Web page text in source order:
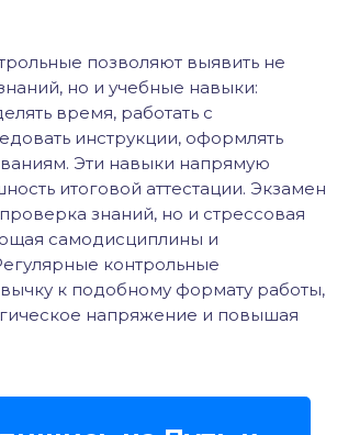
позволяют выявить не
но и учебные навыки:
время, работать с
инструкции, оформлять
Эти навыки напрямую
итоговой аттестации. Экзамен
знаний, но и стрессовая
самодисциплины и
контрольные
к подобному формату работы,
напряжение и повышая